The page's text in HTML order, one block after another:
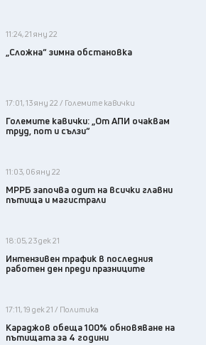
11:24, 21 яну 22
„Сложна“ зимна обстановка
17:01, 13 яну 22 / Големите кавички
Големите кавички: „От АПИ очаквам
труд, пот и сълзи“
11:03, 06 яну 22
МРРБ започва одит на всички главни
пътища и магистрали
18:05, 23 дек 21
Интензивен трафик в последния
работен ден преди празниците
17:11, 19 дек 21 / Политика
Караджов обеща 100% обновяване на
пътищата за 4 години